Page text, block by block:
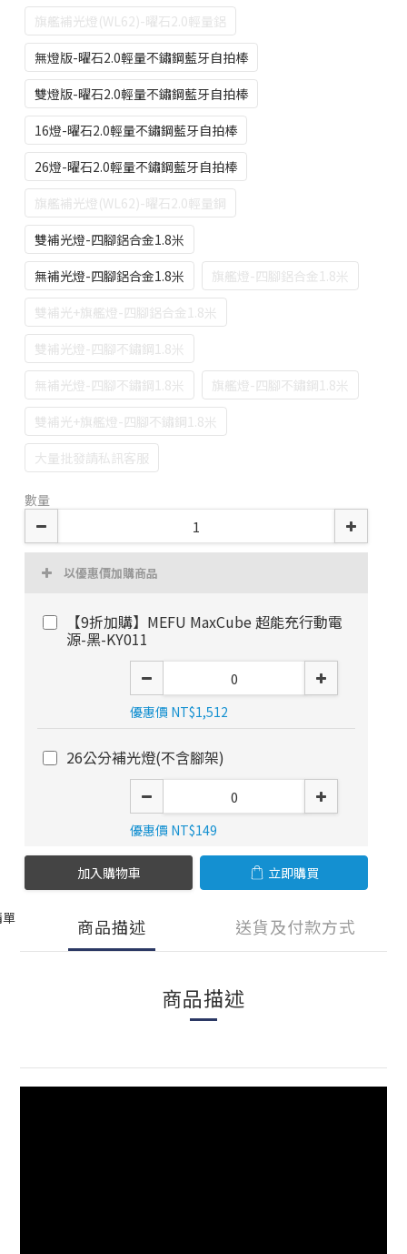
旗艦補光燈(WL62)-曜石2.0輕量鋁
無燈版-曜石2.0輕量不鏽鋼藍牙自拍棒
雙燈版-曜石2.0輕量不鏽鋼藍牙自拍棒
16燈-曜石2.0輕量不鏽鋼藍牙自拍棒
26燈-曜石2.0輕量不鏽鋼藍牙自拍棒
旗艦補光燈(WL62)-曜石2.0輕量鋼
雙補光燈-四腳鋁合金1.8米
無補光燈-四腳鋁合金1.8米
旗艦燈-四腳鋁合金1.8米
雙補光+旗艦燈-四腳鋁合金1.8米
雙補光燈-四腳不鏽鋼1.8米
無補光燈-四腳不鏽鋼1.8米
旗艦燈-四腳不鏽鋼1.8米
雙補光+旗艦燈-四腳不鏽鋼1.8米
大量批發請私訊客服
數量
以優惠價加購商品
【9折加購】MEFU MaxCube 超能充行動電
源-黑-KY011
優惠價 NT$1,512
26公分補光燈(不含腳架)
優惠價 NT$149
加入購物車 立即購買
商品描述 送貨及付款方式
商品描述